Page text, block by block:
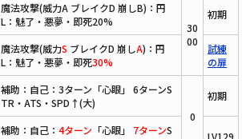
魔法攻撃(威力A ブレイクD 崩しB)：円
L：魅了・悪夢・即死20%
30
00
初期
魔法攻撃(威力S ブレイクD 崩しA)：円
L：魅了・悪夢・即死30%
試練
の扉
補助：自己：3ターン「心眼」 6ターンS
TR・ATS・SPD↑(大)
0
初期
補助：自己： 4ターン 「心眼」 7ターンS